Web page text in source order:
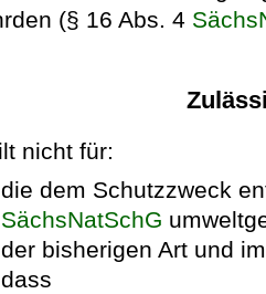
(§ 16 Abs. 4
nicht für:
die dem Schutzzweck
SächsNatSchG
der bisherigen Art und
dass